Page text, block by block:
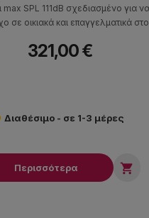
max SPL 111dB σχεδιασμένο για
σε οικιακά και επαγγελματικά
321,00 €
Διαθέσιμο - σε 1-3 μέρες
Περισσότερα 